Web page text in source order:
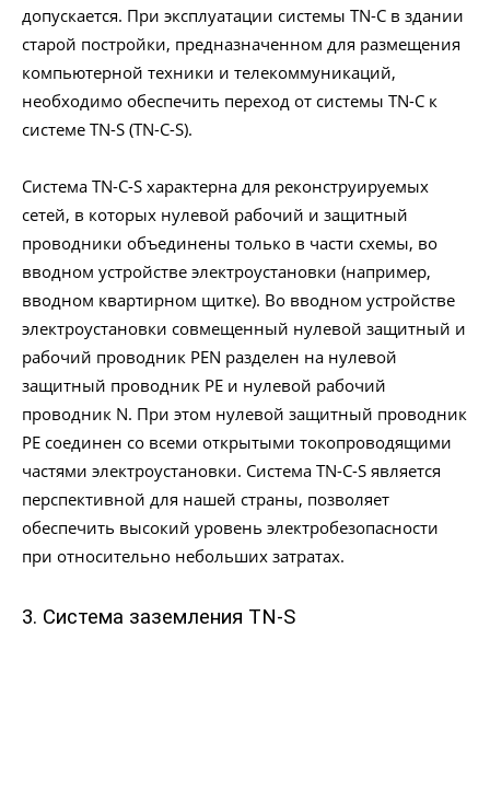
допускается. При эксплуатации системы TN-C в здании
старой постройки, предназначенном для размещения
компьютерной техники и телекоммуникаций,
необходимо обеспечить переход от системы TN-C к
системе TN-S (TN-C-S).
Система TN-C-S характерна для реконструируемых
сетей, в которых нулевой рабочий и защитный
проводники объединены только в части схемы, во
вводном устройстве электроустановки (например,
вводном квартирном щитке). Во вводном устройстве
электроустановки совмещенный нулевой защитный и
рабочий проводник PEN разделен на нулевой
защитный проводник PE и нулевой рабочий
проводник N. При этом нулевой защитный проводник
PE соединен со всеми открытыми токопроводящими
частями электроустановки. Система TN-C-S является
перспективной для нашей страны, позволяет
обеспечить высокий уровень электробезопасности
при относительно небольших затратах.
3. Система заземления TN-S